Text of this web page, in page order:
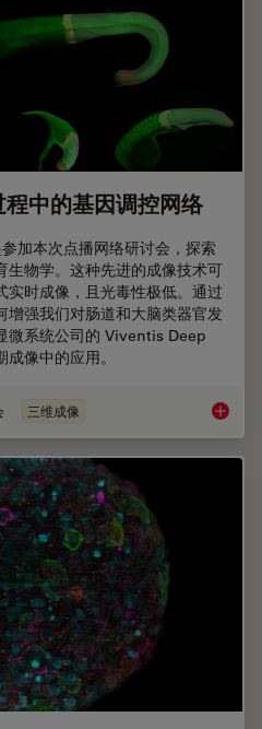
中的基因调控网络
加本次点播网络研讨会，探索
生物学。这种先进的成像技术可
实时成像，且光毒性极低。通过
增强我们对肠道和大脑类器官发
微系统公司的 Viventis Deep
像中的应用。
三维成像 如何研